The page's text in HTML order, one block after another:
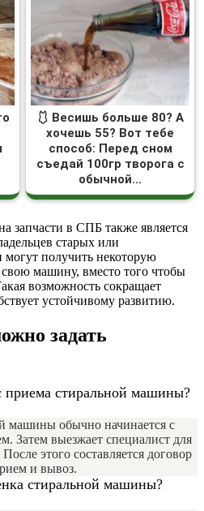
🩱 Весишь больше 80? А
хочешь 55? Вот тебе
способ: Перед сном
съедай 100гр творога с
обычной...
запчасти в СПБ также является
старых или
получить некоторую
машину, вместо того чтобы
возможность сокращает
устойчивому развитию.
задать
приема стиральной машины?
машины обычно начинается с
Затем выезжает специалист для
этого составляется договор
и вывоз.
стиральной машины?